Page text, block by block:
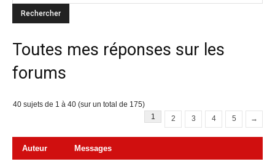
Toutes mes réponses sur les
forums
40 sujets de 1 à 40 (sur un total de 175)
1
2 3 4 5 →
Auteur Messages